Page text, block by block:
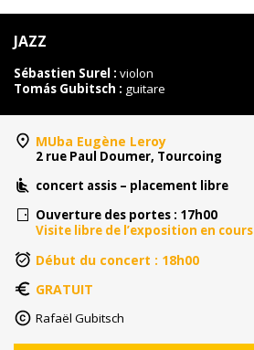
JAZZ
Sébastien Surel : violon
Tomás Gubitsch : guitare
MUba Eugène Leroy
2 rue Paul Doumer, Tourcoing
concert assis – placement libre
Ouverture des portes : 17h00
Visite libre de l’exposition en cours
Début du concert : 18h00
GRATUIT
Rafaël Gubitsch